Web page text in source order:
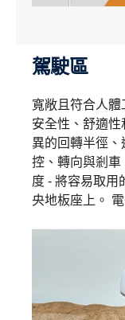
駕駛區
寬敞且符合人體
安全性、舒適
異的回轉半徑
控、轉向與剎車
度 - 將容易取用
央地板座上。